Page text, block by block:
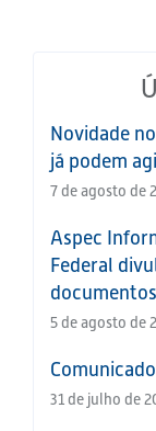
Novidade
já podem
7 de agosto de
Aspec
Federal
5 de agosto de
31 de julho de